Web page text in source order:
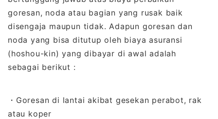
goresan, noda atau bagian yang rusak baik
disengaja maupun tidak. Adapun goresan dan
noda yang bisa ditutup oleh biaya asuransi
(hoshou-kin) yang dibayar di awal adalah
sebagai berikut :
・Goresan di lantai akibat gesekan perabot, rak
atau koper